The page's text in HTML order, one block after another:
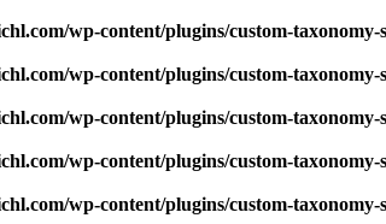
wp-content/plugins/custom-
wp-content/plugins/custom-
wp-content/plugins/custom-
wp-content/plugins/custom-
wp-content/plugins/custom-